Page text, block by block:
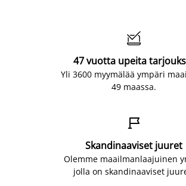

47 vuotta upeita
Yli 3600 myymälää ympäri
49 maassa.

Skandinaaviset juuret
Olemme maailmanlaajuinen
jolla on skandinaaviset